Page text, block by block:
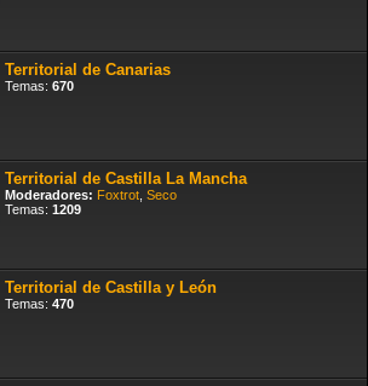
Territorial de Canarias
Temas: 670
Territorial de Castilla La Mancha
Moderadores: Foxtrot Seco
Temas: 1209
Territorial de Castilla y León
Temas: 470